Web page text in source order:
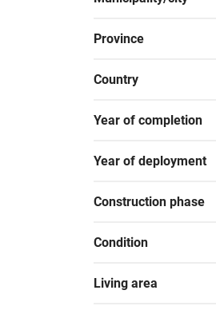
Province
Country
Year of completion
Year of deployment
Construction phase
Condition
Living area